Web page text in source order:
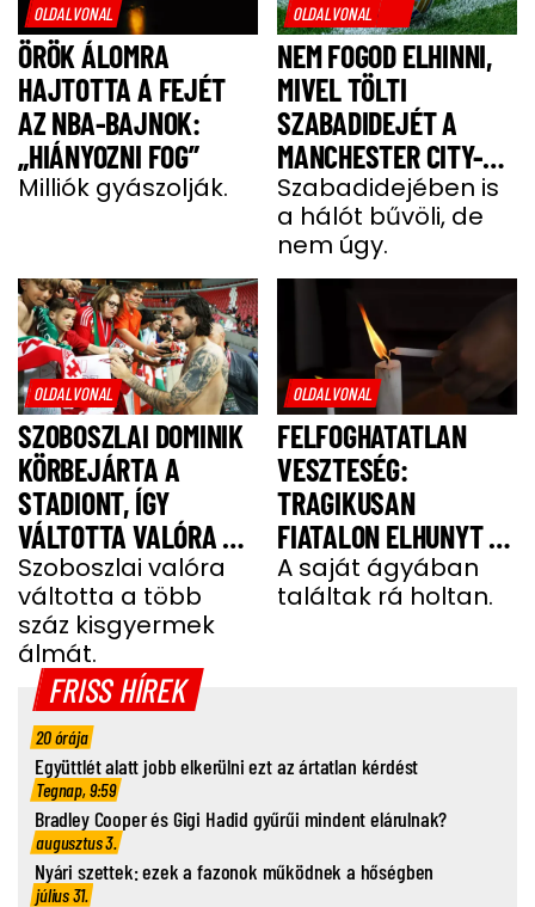
OLDALVONAL
ÖRÖK ÁLOMRA
HAJTOTTA A FEJÉT
AZ NBA-BAJNOK:
„HIÁNYOZNI FOG”
Milliók gyászolják.
OLDALVONAL
NEM FOGOD ELHINNI,
MIVEL TÖLTI
SZABADIDEJÉT A
MANCHESTER CITY-
SZTÁRJA
Szabadidejében is
a hálót bűvöli, de
nem úgy.
OLDALVONAL
SZOBOSZLAI DOMINIK
KÖRBEJÁRTA A
STADIONT, ÍGY
VÁLTOTTA VALÓRA A
GYEREKEK ÁLMÁT
Szoboszlai valóra
váltotta a több
száz kisgyermek
álmát.
OLDALVONAL
FELFOGHATATLAN
VESZTESÉG:
TRAGIKUSAN
FIATALON ELHUNYT A
TEHETSÉGES FOCISTA
A saját ágyában
találtak rá holtan.
FRISS HÍREK
20 órája
Együttlét alatt jobb elkerülni ezt az ártatlan kérdést
Tegnap, 9:59
Bradley Cooper és Gigi Hadid gyűrűi mindent elárulnak?
augusztus 3.
Nyári szettek: ezek a fazonok működnek a hőségben
július 31.